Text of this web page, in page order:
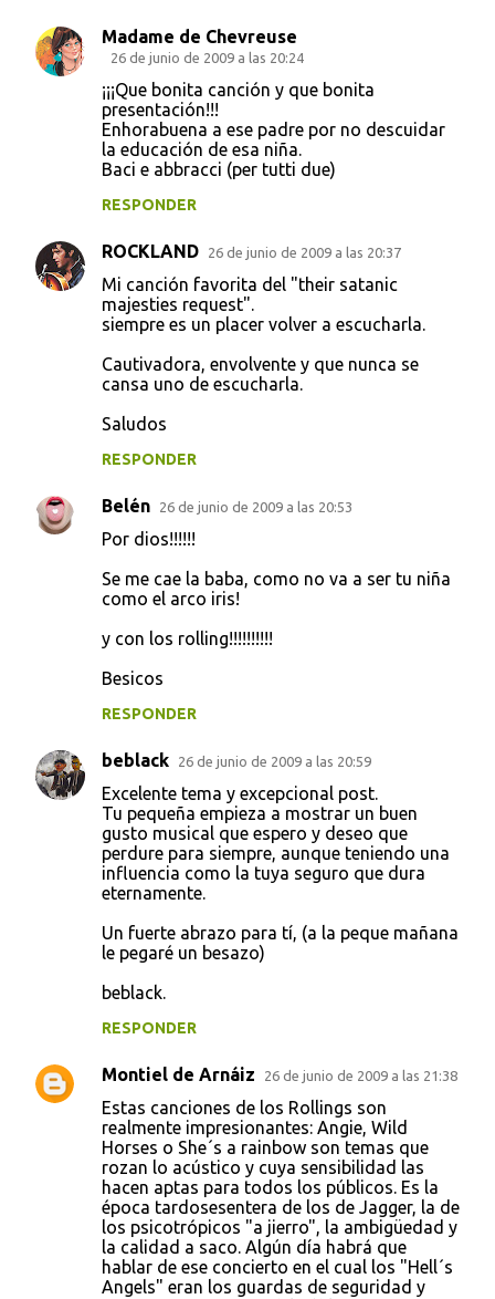
Madame de Chevreuse
26 de junio de 2009 a las 20:24
¡¡¡Que bonita canción y que bonita
presentación!!!
Enhorabuena a ese padre por no descuidar
la educación de esa niña.
Baci e abbracci (per tutti due)
RESPONDER
ROCKLAND 26 de junio de 2009 a las 20:37
Mi canción favorita del "their satanic
majesties request".
siempre es un placer volver a escucharla.
Cautivadora, envolvente y que nunca se
cansa uno de escucharla.
Saludos
RESPONDER
Belén 26 de junio de 2009 a las 20:53
Por dios!!!!!!
Se me cae la baba, como no va a ser tu niña
como el arco iris!
y con los rolling!!!!!!!!!!
Besicos
RESPONDER
beblack 26 de junio de 2009 a las 20:59
Excelente tema y excepcional post.
Tu pequeña empieza a mostrar un buen
gusto musical que espero y deseo que
perdure para siempre, aunque teniendo una
influencia como la tuya seguro que dura
eternamente.
Un fuerte abrazo para tí, (a la peque mañana
le pegaré un besazo)
beblack.
RESPONDER
Montiel de Arnáiz 26 de junio de 2009 a las 21:38
Estas canciones de los Rollings son
realmente impresionantes: Angie, Wild
Horses o She´s a rainbow son temas que
rozan lo acústico y cuya sensibilidad las
hacen aptas para todos los públicos. Es la
época tardosesentera de los de Jagger, la de
los psicotrópicos "a jierro", la ambigüedad y
la calidad a saco. Algún día habrá que
hablar de ese concierto en el cual los "Hell´s
Angels" eran los guardas de seguridad y